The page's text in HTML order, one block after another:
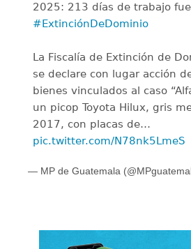
2025: 213 días de trabajo
#ExtinciónDeDominio
La Fiscalía de Extinción de
se declare con lugar acción
bienes vinculados al caso
un picop Toyota Hilux, gris
2017, con placas de…
pic.twitter.com/N78nk5LmeS
— MP de Guatemala